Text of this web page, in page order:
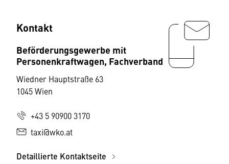
Kontakt
Beförderungsgewerbe mit
Personenkraftwagen, Fachverband
Wiedner Hauptstraße 63
1045 Wien
+43 5 90900 3170
taxi@wko.at
Detaillierte Kontaktseite